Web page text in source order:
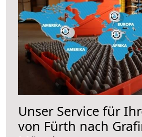
Unser Service für
von Fürth nach